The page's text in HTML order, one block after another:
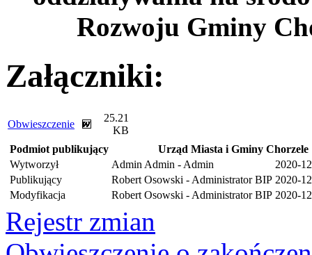
Rozwoju Gminy
Załączniki:
Obwieszczenie
25.21
KB
Podmiot publikujący
Urząd Miasta i Gminy Chorzele
Wytworzył
Admin Admin - Admin
2020-
Publikujący
Robert Osowski - Administrator BIP 2020-
Modyfikacja
Robert Osowski - Administrator BIP 2020-
Rejestr zmian